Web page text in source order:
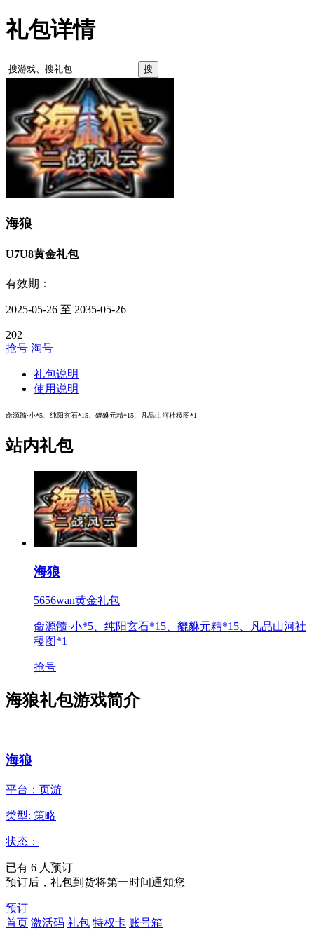
礼包详情
海狼
U7U8黄金礼包
有效期：
2025-05-26 至 2035-05-26
202
抢号 淘号
礼包说明
使用说明
命源髓·小*5、纯阳玄石*15、貔貅元精*15、凡品山河社稷图*1
站内礼包
海狼
5656wan黄金礼包
命源髓·小*5、纯阳玄石*15、貔貅元精*15、凡品山河社
稷图*1
抢号
海狼礼包游戏简介
海狼
平台：页游
类型: 策略
状态：
已有 6 人预订
预订后，礼包到货将第一时间通知您
预订
首页 激活码 礼包 特权卡 账号箱